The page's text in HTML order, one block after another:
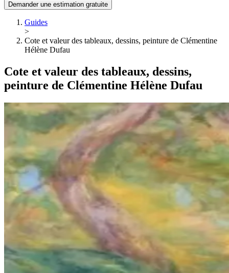
Demander une estimation gratuite
Guides
>
Cote et valeur des tableaux, dessins, peinture de Clémentine
Hélène Dufau
Cote et valeur des tableaux, dessins,
peinture de Clémentine Hélène Dufau